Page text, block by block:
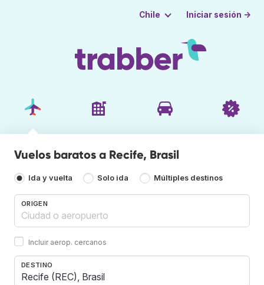
Chile Iniciar sesión →
Vuelos baratos a Recife, Brasil
Ida y vuelta Solo ida Múltiples destinos
ORIGEN
Incluir aerop. cercanos
DESTINO